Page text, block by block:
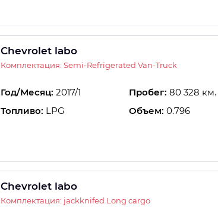
Chevrolet labo
Комплектация: Semi-Refrigerated Van-Truck
Год/Месяц: 2017/1 Пробег: 80 328 км.
Топливо: LPG Объем: 0.796
Chevrolet labo
Комплектация: jackknifed Long cargo